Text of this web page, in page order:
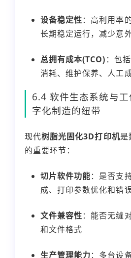
设备稳定性：高利用率
长期稳定运行，减少意
总拥有成本(TCO) ：包
消耗、维护保养、人工
6.4 软件生态系统与
字化制造的纽带
现代树脂光固化3D打印机是
的重要环节：
切片软件功能：是否支
成、打印参数优化和错
文件兼容性：能否无缝
和文件格式
生产管理能力：多台设